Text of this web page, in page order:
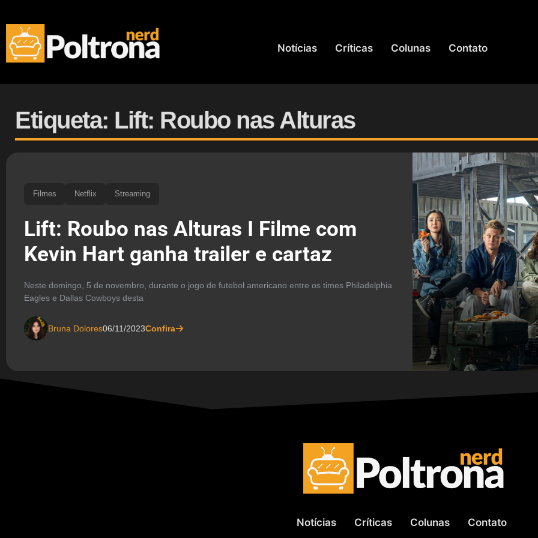
Notícias Críticas Colunas Contato
Etiqueta: Lift: Roubo nas Alturas
Filmes Netflix Streaming
Lift: Roubo nas Alturas I Filme com
Kevin Hart ganha trailer e cartaz
Neste domingo, 5 de novembro, durante o jogo de futebol americano entre os times Philadelphia
Eagles e Dallas Cowboys desta
Bruna Dolores06/11/2023Confira
Notícias Críticas Colunas Contato